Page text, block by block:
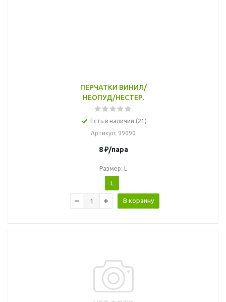
ПЕРЧАТКИ ВИНИЛ/
НЕОПУД/НЕСТЕР.
Есть в наличии (21)
Артикул: 99090
8₽/пара
Размер: L
L
В корзину